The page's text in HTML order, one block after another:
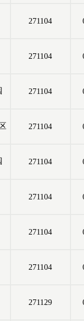
271104
271104
271104
271104
271104
271104
271104
271104
271129